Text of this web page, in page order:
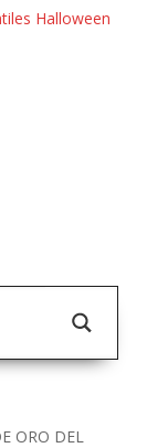
Halloween
ORO DEL